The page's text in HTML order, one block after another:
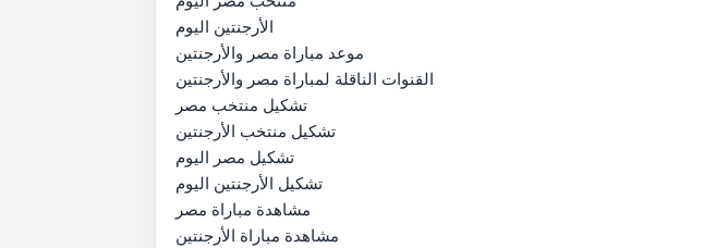
الأرجنتين اليوم
موعد مباراة مصر والأرجنتين
القنوات الناقلة لمباراة مصر والأرجنتين
تشكيل منتخب مصر
تشكيل منتخب الأرجنتين
تشكيل مصر اليوم
تشكيل الأرجنتين اليوم
مشاهدة مباراة مصر
مشاهدة مباراة الأرجنتين